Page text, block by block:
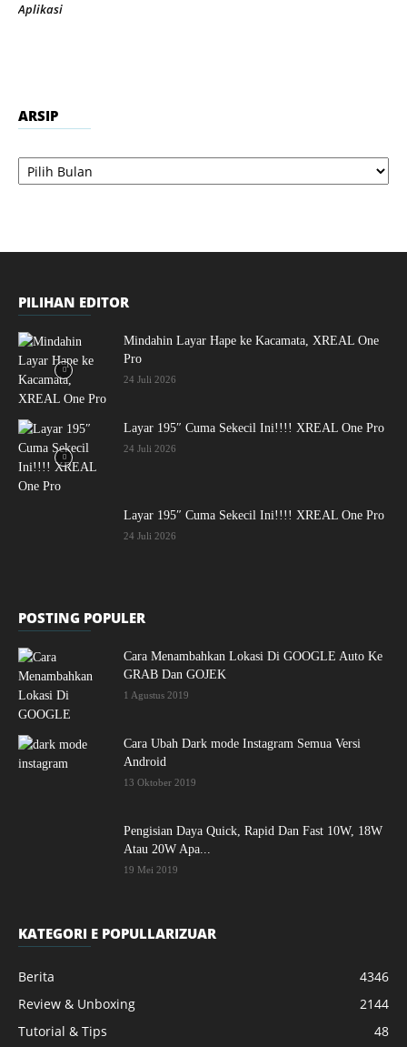
Aplikasi
ARSIP
Arsip
PILIHAN EDITOR
Mindahin Layar Hape ke Kacamata, XREAL One
Pro
24 Juli 2026
Layar 195″ Cuma Sekecil Ini!!!! XREAL One Pro
24 Juli 2026
Layar 195″ Cuma Sekecil Ini!!!! XREAL One Pro
24 Juli 2026
POSTING POPULER
Cara Menambahkan Lokasi Di GOOGLE Auto Ke
GRAB Dan GOJEK
1 Agustus 2019
Cara Ubah Dark mode Instagram Semua Versi
Android
13 Oktober 2019
Pengisian Daya Quick, Rapid Dan Fast 10W, 18W
Atau 20W Apa...
19 Mei 2019
KATEGORI E POPULLARIZUAR
Berita
4346
Review & Unboxing
2144
Tutorial & Tips
48